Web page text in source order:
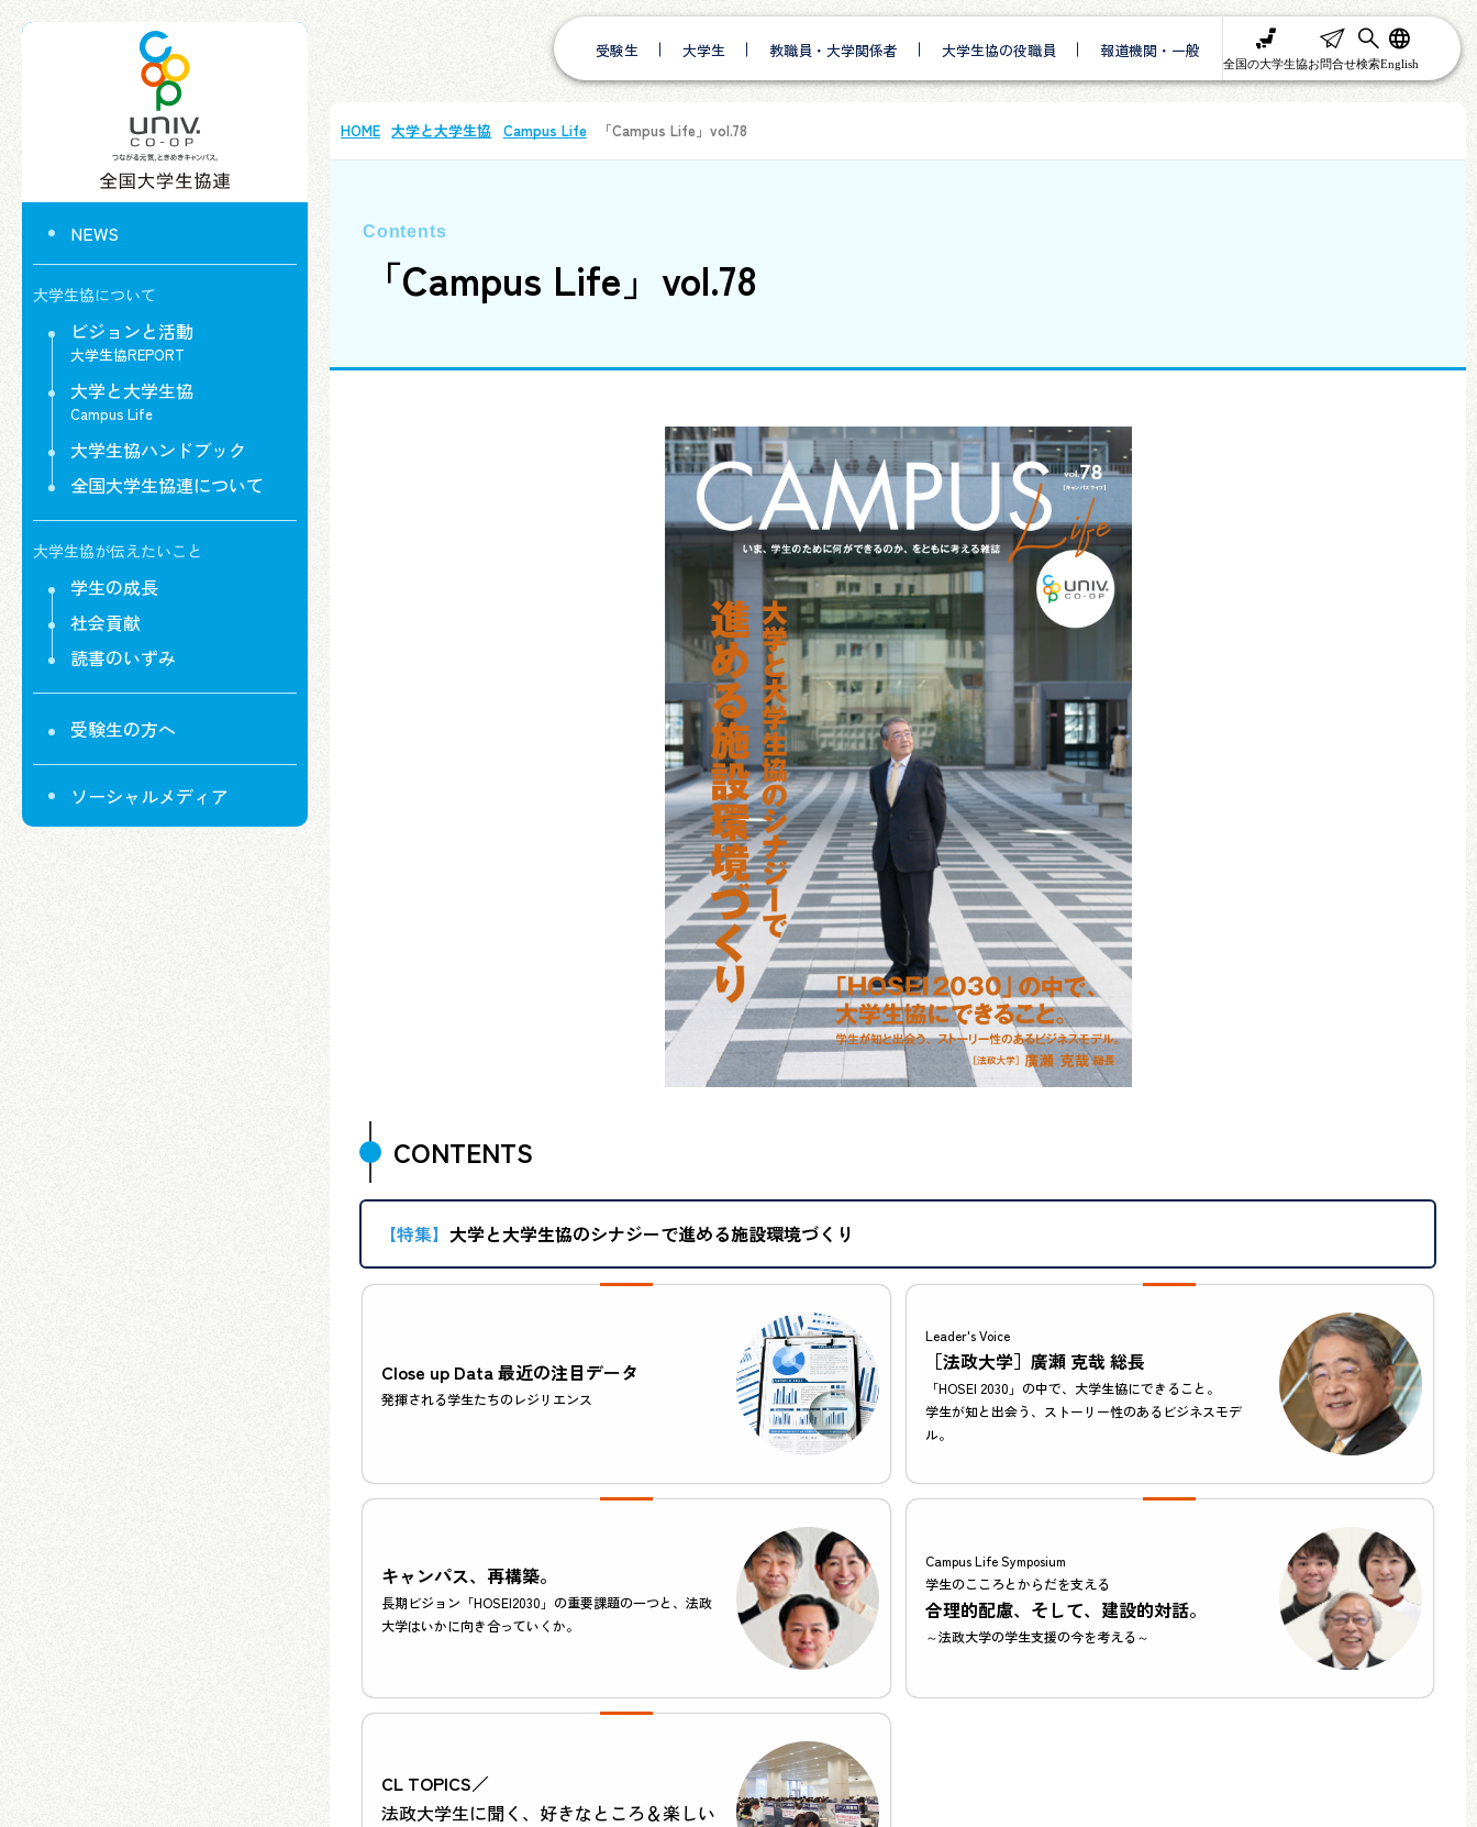
NEWS
大学生協について
ビジョンと活動
大学生協REPORT
大学と大学生協
Campus Life
大学生協ハンドブック
全国大学生協連について
大学生協が伝えたいこと
学生の成長
社会貢献
読書のいずみ
受験生の方へ
ソーシャルメディア
受験生 大学生 教職員・大学関係者 大学生協の役職員 報道機関・一般
全国の大学生協お問合せ検索English
HOME 大学と大学生協 Campus Life 「Campus Life」vol.78
「Campus Life」vol.78
CONTENTS
【特集】 大学と大学生協のシナジーで進める施設環境づくり
Close up Data最近の注目データ
発揮される学生たちのレジリエンス
Leader's Voice
［法政大学］廣瀬 克哉 総長
「HOSEI 2030」の中で、大学生協にできること。
学生が知と出会う、ストーリー性のあるビジネスモデ
ル。
キャンパス、再構築。
長期ビジョン「HOSEI2030」の重要課題の一つと、法政
大学はいかに向き合っていくか。
Campus Life Symposium
学生のこころとからだを支える
合理的配慮、そして、建設的対話。
～法政大学の学生支援の今を考える～
CL TOPICS／
法政大学生に聞く、好きなところ＆楽しい